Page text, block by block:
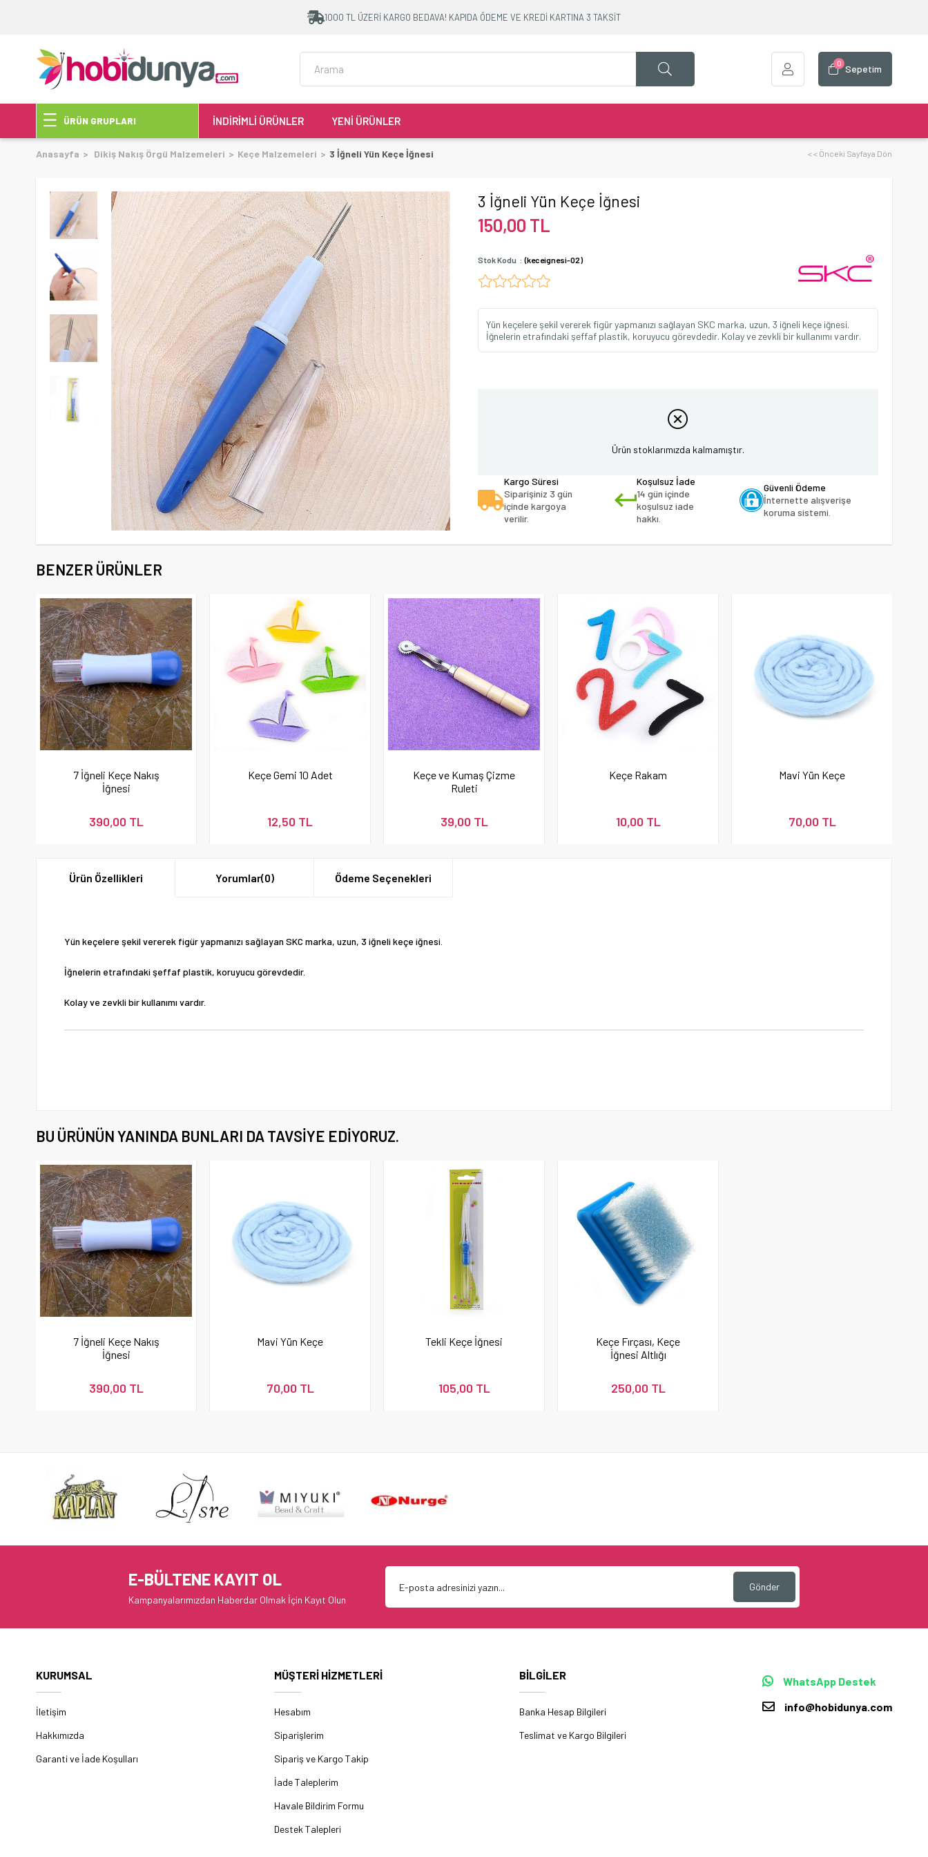
1000 TL ÜZERİ KARGO BEDAVA! KAPIDA ÖDEME VE KREDİ KARTINA 3 TAKSİT
Sepetim
0
ÜRÜN GRUPLARI İNDİRİMLİ ÜRÜNLER YENİ ÜRÜNLER
Anasayfa Dikiş Nakış Örgü Malzemeleri Keçe Malzemeleri 3 İğneli Yün Keçe İğnesi < < Önceki Sayfaya Dön
3 İğneli Yün Keçe İğnesi
150,00 TL
Stok Kodu (keceignesi-02)
Yün keçelere şekil vererek figür yapmanızı sağlayan SKC marka, uzun, 3 iğneli keçe iğnesi.
İğnelerin etrafındaki şeffaf plastik, koruyucu görevdedir. Kolay ve zevkli bir kullanımı vardır.
Ürün stoklarımızda kalmamıştır.
Kargo Süresi
Siparişiniz 3 gün
içinde kargoya
verilir.
Koşulsuz İade
14 gün içinde
koşulsuz iade
hakkı.
Güvenli Ödeme
İnternette alışverişe
koruma sistemi.
BENZER ÜRÜNLER
7 İğneli Keçe Nakış
İğnesi
390,00 TL
Keçe Gemi 10 Adet
12,50 TL
Keçe ve Kumaş Çizme
Ruleti
39,00 TL
Keçe Rakam
10,00 TL
Mavi Yün Keçe
70,00 TL
Ürün Özellikleri Yorumlar(0) Ödeme Seçenekleri
Yün keçelere şekil vererek figür yapmanızı sağlayan SKC marka, uzun, 3 iğneli keçe iğnesi.
İğnelerin etrafındaki şeffaf plastik, koruyucu görevdedir.
Kolay ve zevkli bir kullanımı vardır.
BU ÜRÜNÜN YANINDA BUNLARI DA TAVSIYE EDIYORUZ.
7 İğneli Keçe Nakış
İğnesi
390,00 TL
Mavi Yün Keçe
70,00 TL
Tekli Keçe İğnesi
105,00 TL
Keçe Fırçası, Keçe
İğnesi Altlığı
250,00 TL
E-BÜLTENE KAYIT OL
Kampanyalarımızdan Haberdar Olmak İçin Kayıt Olun
Gönder
KURUMSAL
İletişim
Hakkımızda
Garanti ve İade Koşulları
MÜŞTERİ HİZMETLERİ
Hesabım
Siparişlerim
Sipariş ve Kargo Takip
İade Taleplerim
Havale Bildirim Formu
Destek Talepleri
BİLGİLER
Banka Hesap Bilgileri
Teslimat ve Kargo Bilgileri
WhatsApp Destek
info@hobidunya.com